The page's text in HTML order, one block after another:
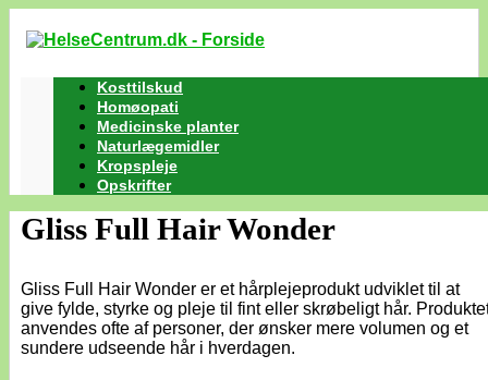
Kosttilskud
Homøopati
Medicinske planter
Naturlægemidler
Kropspleje
Opskrifter
Gliss Full Hair Wonder
Gliss Full Hair Wonder er et hårplejeprodukt udviklet til at
give fylde, styrke og pleje til fint eller skrøbeligt hår.
anvendes ofte af personer, der ønsker mere volumen og et
sundere udseende hår i hverdagen.